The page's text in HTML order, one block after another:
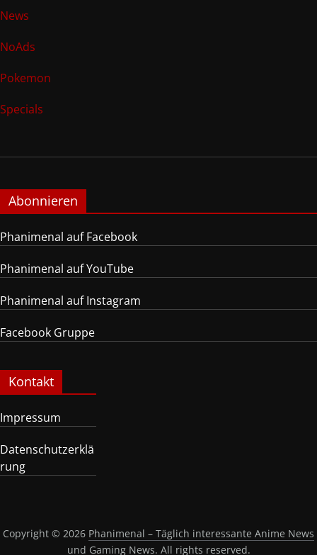
News
NoAds
Pokemon
Specials
Abonnieren
Phanimenal auf Facebook
Phanimenal auf YouTube
Phanimenal auf Instagram
Facebook Gruppe
Kontakt
Impressum
Datenschutzerklä
rung
Copyright © 2026 Phanimenal – Täglich interessante Anime News
und Gaming News. All rights reserved.